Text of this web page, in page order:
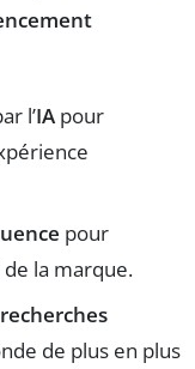
l’IA pour
pour
la marque.
de plus en plus